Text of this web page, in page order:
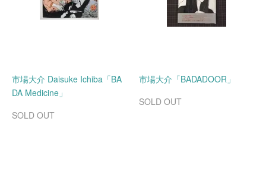
市場大介 Daisuke Ichiba「BA
DA Medicine」
SOLD OUT
市場大介「BADADOOR」
SOLD OUT